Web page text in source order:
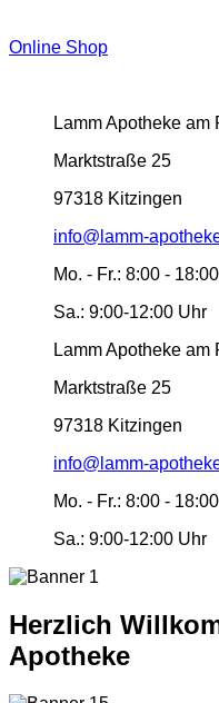
Online Shop
Lamm Apotheke am
Marktstraße 25
97318 Kitzingen
info@lamm-
Mo. - Fr.: 8:00 -
Sa.: 9:00-12:00 Uhr
Lamm Apotheke am
Marktstraße 25
97318 Kitzingen
info@lamm-
Mo. - Fr.: 8:00 -
Sa.: 9:00-12:00 Uhr
Herzlich
Apotheke